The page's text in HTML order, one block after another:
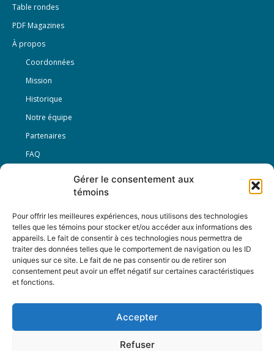
Gérer le consentement aux
témoins
Pour offrir les meilleures expériences, nous utilisons des technologies
telles que les témoins pour stocker et/ou accéder aux informations des
appareils. Le fait de consentir à ces technologies nous permettra de
traiter des données telles que le comportement de navigation ou les ID
uniques sur ce site. Le fait de ne pas consentir ou de retirer son
consentement peut avoir un effet négatif sur certaines caractéristiques
et fonctions.
Accepter
Refuser
Table rondes
PDF Magazines
À propos
Coordonnées
Mission
Historique
Notre équipe
Partenaires
FAQ
Conditions générales
Nous Suivre
Contactez-nous :
12-3894 rue Sainte-Catherine Est,